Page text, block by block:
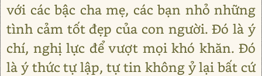
với các bậc cha mẹ, các bạn nhỏ những
tình cảm tốt đẹp của con người. Đó là ý
chí, nghị lực để vượt mọi khó khăn. Đó
là ý thức tự lập, tự tin không ỷ lại bất cứ